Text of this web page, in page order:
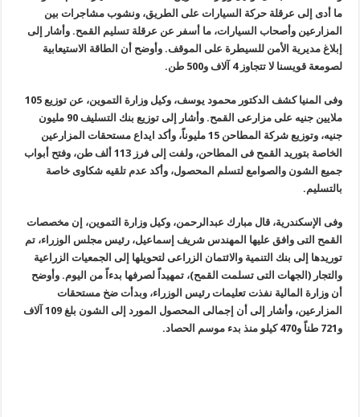
ما أدى إلى عرقلة حركة السيارات على الطريق، ونشوب مشاجرات بين
المزارعين وأصحاب السيارات، ما أسفر عن عرقلة تسليم القمح. وأشار إلى
إبلاغ مديرية الأمن للسيطرة على الموقف. وأوضح أن الطاقة الاستيعابية
لصومعة قويسنا لا تتجاوز 4 آلاف و500 طن
.
وفى المنيا كشف الدكتور محمود يوسف، وكيل وزارة التموين، عن توزيع 105
ملايين جنيه على مزارعى القمح. وأشار إلى توزيع بنك التسليف90 مليون
جنيه، وتوزيع شركة المطاحن 15 مليوناً، وأكد ايداع مستحقات المزارعين
الخاصة بتوريد القمح فى المطاحن، ولفت إلى فرز 113 ألف طن، وفتح أبواب
جميع الشون والصوامع لتسلم المحصول، وأكد عدم تلقيه شكاوى خاصة
بالتسليم.
وفى الإسكندرية، قال مبارك عبدالرحمن، وكيل وزارة التموين، إن مخصصات
القمح التى وافق عليها المهندس شريف إسماعيل، رئيس مجلس الوزراء، تم
توريدها إلى بنك التنمية والائتمان الزراعى لتحويلها إلى الجمعيات الزراعية
والتجار (الجهات التى تسلمت القمح)، تمهيداً لصرفها بدءاً من اليوم. وأوضح
أن وزارة المالية نفذت تعليمات رئيس الوزراء، وبدأت ضخ مستحقات
المزارعين، وأشار إلى أن إجمالى المحصول المورد إلى الشون بلغ109 آلاف
و721 طناً و470 كيلو منذ بدء موسم الحصاد
.